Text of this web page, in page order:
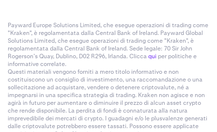
Payward Europe Solutions Limited, che esegue operazioni di trading come
"Kraken", è regolamentata dalla Central Bank of Ireland. Payward Global
Solutions Limited, che esegue operazioni di trading come "Kraken", è
regolamentata dalla Central Bank of Ireland. Sede legale: 70 Sir John
Rogerson’s Quay, Dublino, D02 R296, Irlanda. Cliccaqui per politiche e
informative correlate.
Questi materiali vengono forniti a mero titolo informativo e non
costituiscono un consiglio di investimento, una raccomandazione o una
sollecitazione ad acquistare, vendere o detenere criptovalute, né a
impegnarsi in una specifica strategia di trading. Kraken non agisce e non
agirà in futuro per aumentare o diminuire il prezzo di alcun asset crypto
che rende disponibile. La perdita di fondi è connaturata alla natura
imprevedibile dei mercati di crypto. I guadagni e/o le plusvalenze generati
dalle criptovalute potrebbero essere tassati. Possono essere applicate